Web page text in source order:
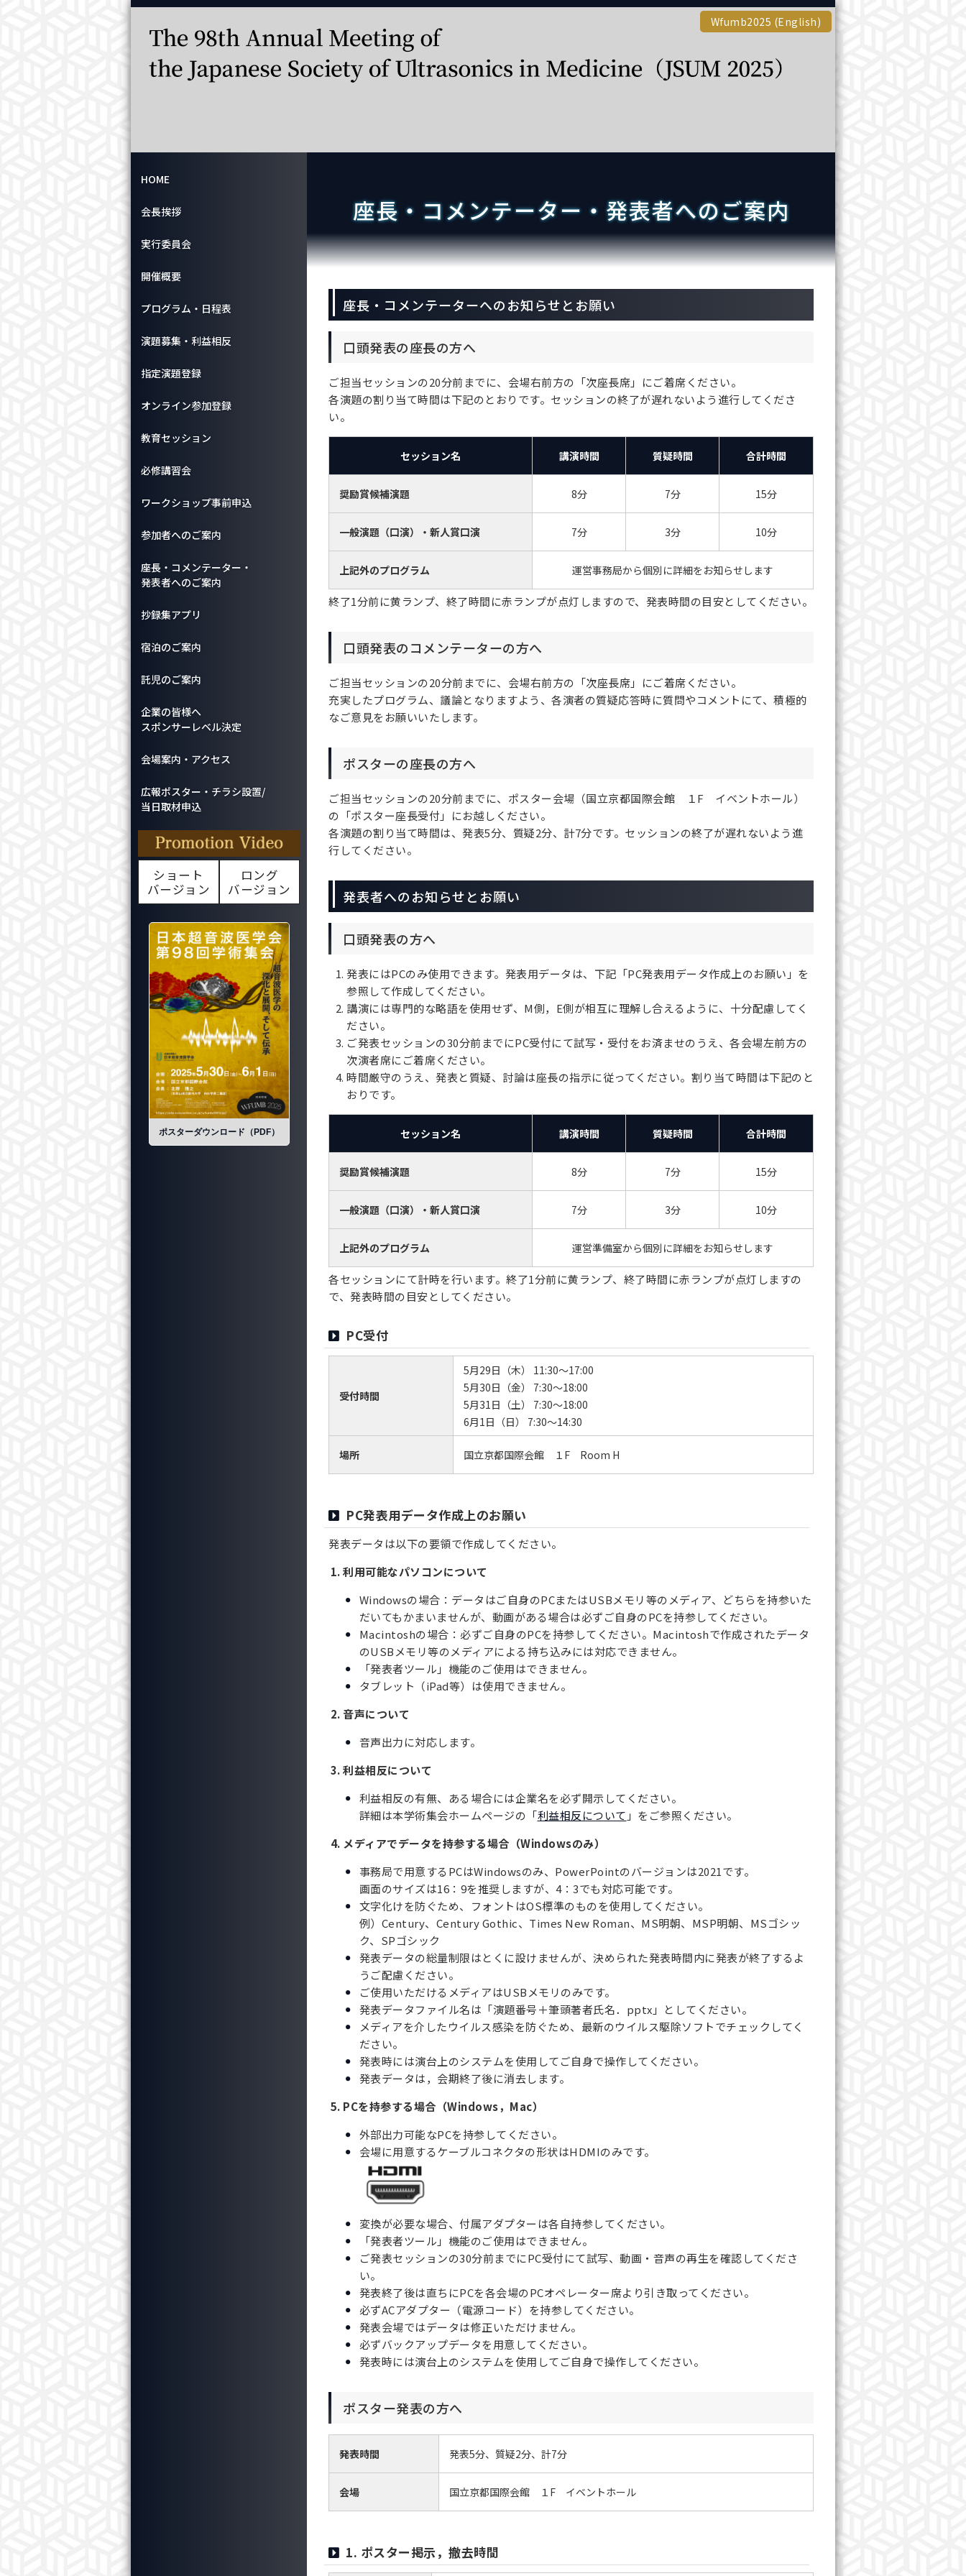
Wfumb2025 (English)
HOME
会長挨拶
実行委員会
開催概要
プログラム・日程表
演題募集・利益相反
指定演題登録
オンライン参加登録
教育セッション
必修講習会
ワークショップ事前申込
参加者へのご案内
座長・コメンテーター・
発表者へのご案内
抄録集アプリ
宿泊のご案内
託児のご案内
企業の皆様へ
スポンサーレベル決定
会場案内・アクセス
広報ポスター・チラシ設置/
当日取材申込
ショート
バージョン
ロング
バージョン
ポスターダウンロード（PDF）
座長・コメンテーター・発表者へのご案内
座長・コメンテーターへのお知らせとお願い
口頭発表の座長の方へ
ご担当セッションの20分前までに、会場右前方の「次座長席」にご着席ください。
各演題の割り当て時間は下記のとおりです。セッションの終了が遅れないよう進行してくださ
い。
セッション名 講演時間 質疑時間 合計時間
奨励賞候補演題 8分 7分 15分
一般演題（口演）・新人賞口演 7分 3分 10分
上記外のプログラム 運営事務局から個別に詳細をお知らせします
終了1分前に黄ランプ、終了時間に赤ランプが点灯しますので、発表時間の目安としてください。
口頭発表のコメンテーターの方へ
ご担当セッションの20分前までに、会場右前方の「次座長席」にご着席ください。
充実したプログラム、議論となりますよう、各演者の質疑応答時に質問やコメントにて、積極的
なご意見をお願いいたします。
ポスターの座長の方へ
ご担当セッションの20分前までに、ポスター会場（国立京都国際会館 １F イベントホール）
の「ポスター座長受付」にお越しください。
各演題の割り当て時間は、発表5分、質疑2分、計7分です。セッションの終了が遅れないよう進
行してください。
発表者へのお知らせとお願い
口頭発表の方へ
発表にはPCのみ使用できます。発表用データは、下記「PC発表用データ作成上のお願い」を
参照して作成してください。
講演には専門的な略語を使用せず、M側，E側が相互に理解し合えるように、十分配慮してく
ださい。
ご発表セッションの30分前までにPC受付にて試写・受付をお済ませのうえ、各会場左前方の
次演者席にご着席ください。
時間厳守のうえ、発表と質疑、討論は座長の指示に従ってください。割り当て時間は下記のと
おりです。
セッション名 講演時間 質疑時間 合計時間
奨励賞候補演題 8分 7分 15分
一般演題（口演）・新人賞口演 7分 3分 10分
上記外のプログラム 運営準備室から個別に詳細をお知らせします
各セッションにて計時を行います。終了1分前に黄ランプ、終了時間に赤ランプが点灯しますの
で、発表時間の目安としてください。
PC受付
受付時間
5月29日（木） 11:30～17:00
5月30日（金） 7:30～18:00
5月31日（土） 7:30～18:00
6月1日（日） 7:30～14:30
場所 国立京都国際会館 １F Room H
PC発表用データ作成上のお願い
発表データは以下の要領で作成してください。
1. 利用可能なパソコンについて
Windowsの場合：データはご自身のPCまたはUSBメモリ等のメディア、どちらを持参いた
だいてもかまいませんが、動画がある場合は必ずご自身のPCを持参してください。
Macintoshの場合：必ずご自身のPCを持参してください。Macintoshで作成されたデータ
のUSBメモリ等のメディアによる持ち込みには対応できません。
「発表者ツール」機能のご使用はできません。
タブレット（iPad等）は使用できません。
2. 音声について
音声出力に対応します。
3. 利益相反について
利益相反の有無、ある場合には企業名を必ず開示してください。
詳細は本学術集会ホームページの「利益相反について 」をご参照ください。
4. メディアでデータを持参する場合（Windowsのみ）
事務局で用意するPCはWindowsのみ、PowerPointのバージョンは2021です。
画面のサイズは16：9を推奨しますが、4：3でも対応可能です。
文字化けを防ぐため、フォントはOS標準のものを使用してください。
例）Century、Century Gothic、Times New Roman、MS明朝、MSP明朝、MSゴシッ
ク、SPゴシック
発表データの総量制限はとくに設けませんが、決められた発表時間内に発表が終了するよ
うご配慮ください。
ご使用いただけるメディアはUSBメモリのみです。
発表データファイル名は「演題番号＋筆頭著者氏名．pptx」としてください。
メディアを介したウイルス感染を防ぐため、最新のウイルス駆除ソフトでチェックしてく
ださい。
発表時には演台上のシステムを使用してご自身で操作してください。
発表データは，会期終了後に消去します。
5. PCを持参する場合（Windows，Mac）
外部出力可能なPCを持参してください。
会場に用意するケーブルコネクタの形状はHDMIのみです。
変換が必要な場合、付属アダプターは各自持参してください。
「発表者ツール」機能のご使用はできません。
ご発表セッションの30分前までにPC受付にて試写、動画・音声の再生を確認してくださ
い。
発表終了後は直ちにPCを各会場のPCオペレーター席より引き取ってください。
必ずACアダプター（電源コード）を持参してください。
発表会場ではデータは修正いただけません。
必ずバックアップデータを用意してください。
発表時には演台上のシステムを使用してご自身で操作してください。
ポスター発表の方へ
発表時間 発表5分、質疑2分、計7分
会場 国立京都国際会館 １F イベントホール
1. ポスター掲示，撤去時間